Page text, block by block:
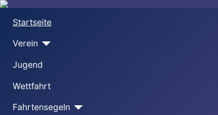
Startseite
Verein
Jugend
Wettfahrt
Fahrtensegeln